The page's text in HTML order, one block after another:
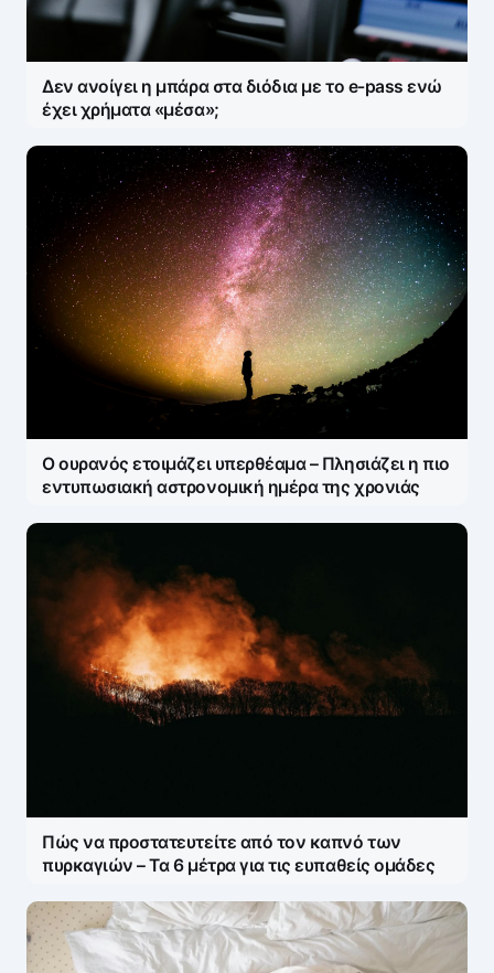
Δεν ανοίγει η μπάρα στα διόδια με το e-pass ενώ
έχει χρήματα «μέσα»;
Ο ουρανός ετοιμάζει υπερθέαμα – Πλησιάζει η πιο
εντυπωσιακή αστρονομική ημέρα της χρονιάς
Πώς να προστατευτείτε από τον καπνό των
πυρκαγιών – Τα 6 μέτρα για τις ευπαθείς ομάδες